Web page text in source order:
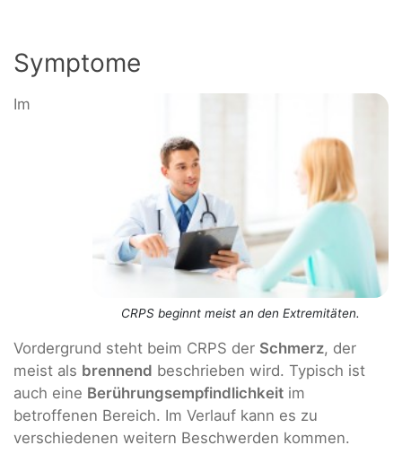
Symptome
CRPS beginnt meist an den Extremitäten.
Im
Vordergrund steht beim CRPS der Schmerz, der
meist als brennend beschrieben wird. Typisch ist
auch eine Berührungsempfindlichkeit im
betroffenen Bereich. Im Verlauf kann es zu
verschiedenen weitern Beschwerden kommen.